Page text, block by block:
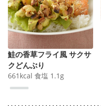
鮭の香草フライ風 サクサ
クどんぶり
661 kcal 食塩 1.1 g